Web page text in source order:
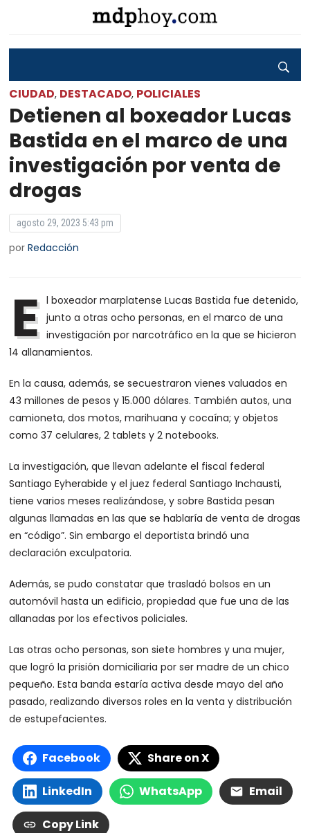
CIUDAD, DESTACADO, POLICIALES
Detienen al boxeador Lucas
Bastida en el marco de una
investigación por venta de
drogas
agosto 29, 2023 5:43 pm
porRedacción
E l boxeador marplatense Lucas Bastida fue detenido,
junto a otras ocho personas, en el marco de una
investigación por narcotráfico en la que se hicieron
14 allanamientos.
En la causa, además, se secuestraron vienes valuados en
43 millones de pesos y 15.000 dólares. También autos, una
camioneta, dos motos, marihuana y cocaína; y objetos
como 37 celulares, 2 tablets y 2 notebooks.
La investigación, que llevan adelante el fiscal federal
Santiago Eyherabide y el juez federal Santiago Inchausti,
tiene varios meses realizándose, y sobre Bastida pesan
algunas llamadas en las que se hablaría de venta de drogas
en “código”. Sin embargo el deportista brindó una
declaración exculpatoria.
Además, se pudo constatar que trasladó bolsos en un
automóvil hasta un edificio, propiedad que fue una de las
allanadas por los efectivos policiales.
Las otras ocho personas, son siete hombres y una mujer,
que logró la prisión domiciliaria por ser madre de un chico
pequeño. Esta banda estaría activa desde mayo del año
pasado, realizando diversos roles en la venta y distribución
de estupefacientes.
Facebook Share on X
LinkedIn WhatsApp Email
Copy Link